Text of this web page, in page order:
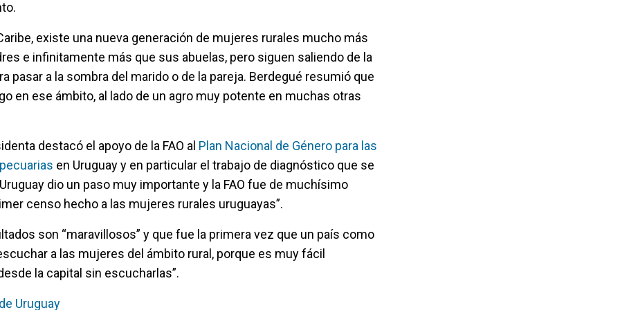
existe una nueva generación de mujeres rurales mucho más
e infinitamente más que sus abuelas, pero siguen saliendo de la
pasar a la sombra del marido o de la pareja. Berdegué resumió que
en ese ámbito, al lado de un agro muy potente en muchas otras
destacó el apoyo de la FAO al Plan Nacional de Género para las
en Uruguay y en particular el trabajo de diagnóstico que se
dio un paso muy importante y la FAO fue de muchísimo
censo hecho a las mujeres rurales uruguayas”.
son “maravillosos” y que fue la primera vez que un país como
a las mujeres del ámbito rural, porque es muy fácil
la capital sin escucharlas”.
Uruguay